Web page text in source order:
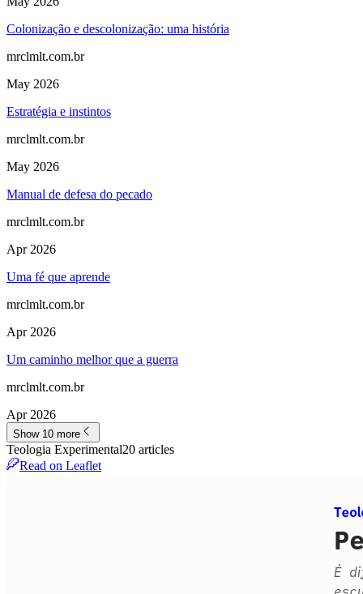
Colonização e descolonização: uma história
mrclmlt.com.br
May 2026
Estratégia e instintos
mrclmlt.com.br
May 2026
Manual de defesa do pecado
mrclmlt.com.br
Apr 2026
Uma fé que aprende
mrclmlt.com.br
Apr 2026
Um caminho melhor que a guerra
mrclmlt.com.br
Apr 2026
Show 10 more
Teologia Experimental20 articles
Read on Leaflet